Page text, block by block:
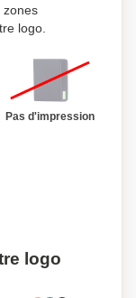
zones
logo.
Pas d'impression
logo